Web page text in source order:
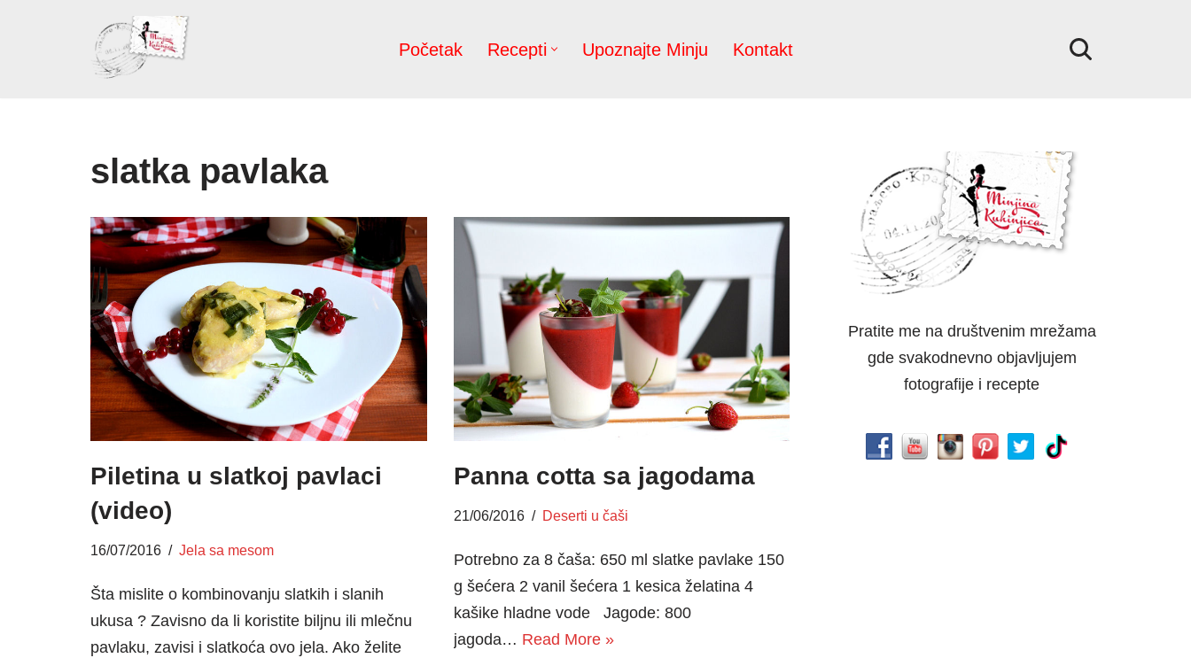
Početak Recepti Upoznajte Minju Kontakt
slatka pavlaka
Piletina u slatkoj pavlaci
(video)
16/07/2016 Jela sa mesom
Šta mislite o kombinovanju slatkih i slanih
ukusa ? Zavisno da li koristite biljnu ili mlečnu
pavlaku, zavisi i slatkoća ovo jela. Ako želite
Panna cotta sa jagodama
21/06/2016 Deserti u čaši
Potrebno za 8 čaša: 650 ml slatke pavlake 150
g šećera 2 vanil šećera 1 kesica želatina 4
kašike hladne vode Jagode: 800
jagoda… Read More »
Pratite me na društvenim mrežama
gde svakodnevno objavljujem
fotografije i recepte